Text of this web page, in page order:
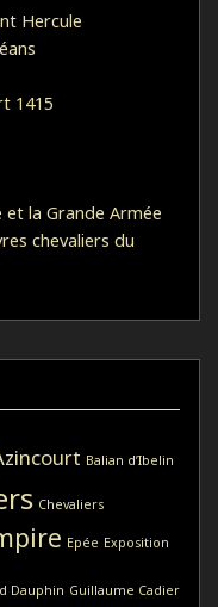
Hercule
1415
la Grande Armée
chevaliers du
Balian d’Ibelin
Chevaliers
Epée Exposition
Dauphin Guillaume Cadier